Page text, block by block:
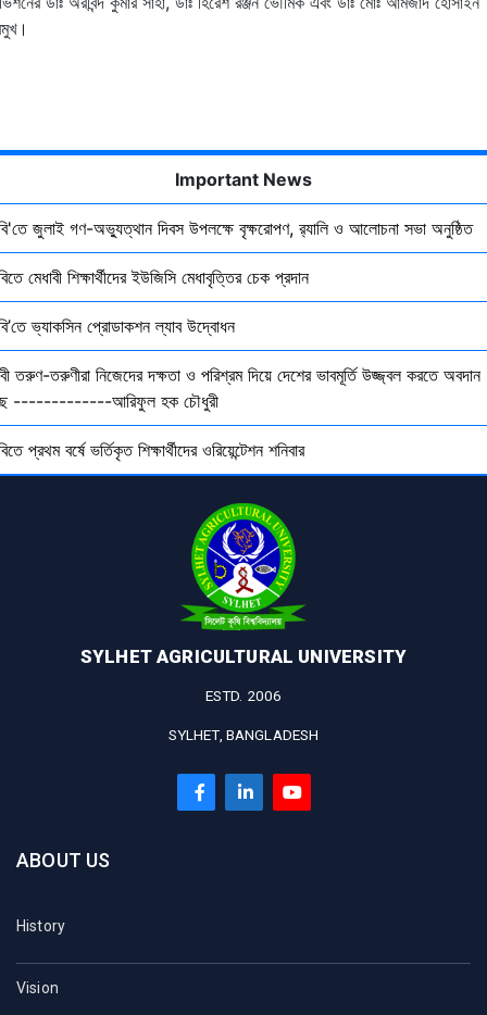
Important News
জুলাই গণ-অভ্যুত্থান দিবস উপলক্ষে বৃক্ষরোপণ, র‍্যালি ও আলোচনা সভা অনুষ্ঠিত
মেধাবী শিক্ষার্থীদের ইউজিসি মেধাবৃত্তির চেক প্রদান
ভ্যাকসিন প্রোডাকশন ল্যাব উদ্বোধন
তরুণ-তরুণীরা নিজেদের দক্ষতা ও পরিশ্রম দিয়ে দেশের ভাবমূর্তি উজ্জ্বল করতে অবদান
-------------আরিফুল হক চৌধুরী
প্রথম বর্ষে ভর্তিকৃত শিক্ষার্থীদের ওরিয়েন্টেশন শনিবার
SYLHET AGRICULTURAL UNIVERSITY
ESTD. 2006
SYLHET, BANGLADESH
ABOUT US
History
Vision